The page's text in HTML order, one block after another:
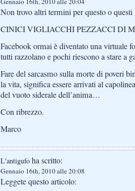
Non trovo altri termini per questo o
CINICI VIGLIACCHI PEZZACCI DI
Facebook ormai è diventato una virtuale
tutti razzolano e pochi riescono a stare a
Fare del sarcasmo sulla morte di poveri
la vita, significa essere arrivati al
del vuoto siderale dell’anima…
Con ribrezzo.
Marco
L'antigufo ha scritto:
Gennaio 16th, 2010 alle 20:08
Leggete questo articolo: